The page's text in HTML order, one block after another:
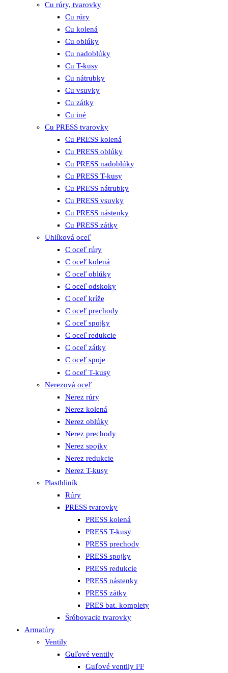
Cu rúry, tvarovky
Cu rúry
Cu kolená
Cu oblúky
Cu nadoblúky
Cu T-kusy
Cu nátrubky
Cu vsuvky
Cu zátky
Cu iné
Cu PRESS tvarovky
Cu PRESS kolená
Cu PRESS oblúky
Cu PRESS nadoblúky
Cu PRESS T-kusy
Cu PRESS nátrubky
Cu PRESS vsuvky
Cu PRESS nástenky
Cu PRESS zátky
Uhlíková oceľ
C oceľ rúry
C oceľ kolená
C oceľ oblúky
C oceľ odskoky
C oceľ kríže
C oceľ prechody
C oceľ spojky
C oceľ redukcie
C oceľ zátky
C oceľ spoje
C oceľ T-kusy
Nerezová oceľ
Nerez rúry
Nerez kolená
Nerez oblúky
Nerez prechody
Nerez spojky
Nerez redukcie
Nerez T-kusy
Plasthliník
Rúry
PRESS tvarovky
PRESS kolená
PRESS T-kusy
PRESS prechody
PRESS spojky
PRESS redukcie
PRESS nástenky
PRESS zátky
PRES bat. komplety
Šróbovacie tvarovky
Armatúry
Ventily
Guľové ventily
Guľové ventily FF